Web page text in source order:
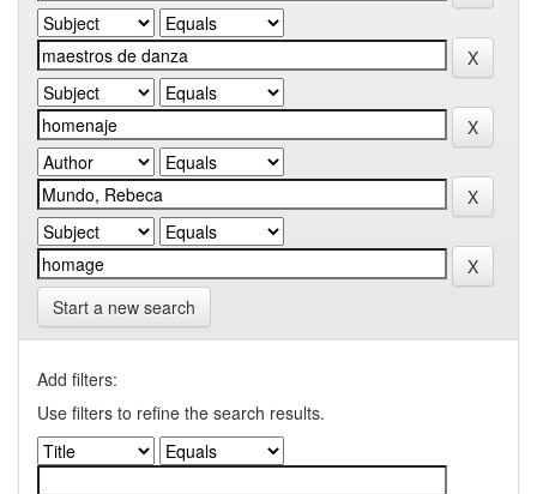
Start a new search
Add filters:
Use filters to refine the search results.